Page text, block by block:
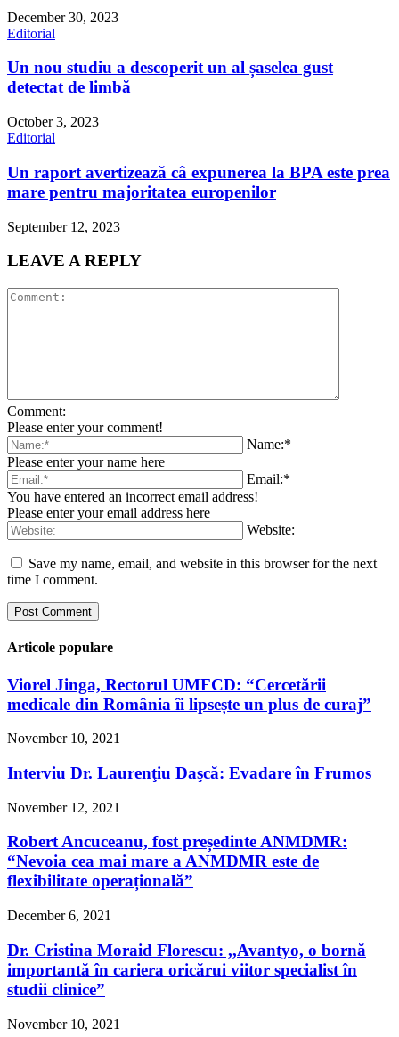
December 30, 2023
Editorial
Un nou studiu a descoperit un al șaselea gust
detectat de limbă
October 3, 2023
Editorial
Un raport avertizează câ expunerea la BPA este prea
mare pentru majoritatea europenilor
September 12, 2023
LEAVE A REPLY
Comment:
Please enter your comment!
Name:*
Please enter your name here
Email:*
You have entered an incorrect email address!
Please enter your email address here
Website:
Save my name, email, and website in this browser for the next
time I comment.
Articole populare
Viorel Jinga, Rectorul UMFCD: “Cercetării
medicale din România îi lipsește un plus de curaj”
November 10, 2021
Interviu Dr. Laurenţiu Daşcă: Evadare în Frumos
November 12, 2021
Robert Ancuceanu, fost președinte ANMDMR:
“Nevoia cea mai mare a ANMDMR este de
flexibilitate operațională”
December 6, 2021
Dr. Cristina Moraid Florescu: ,,Avantyo, o bornă
importantă în cariera oricărui viitor specialist în
studii clinice”
November 10, 2021